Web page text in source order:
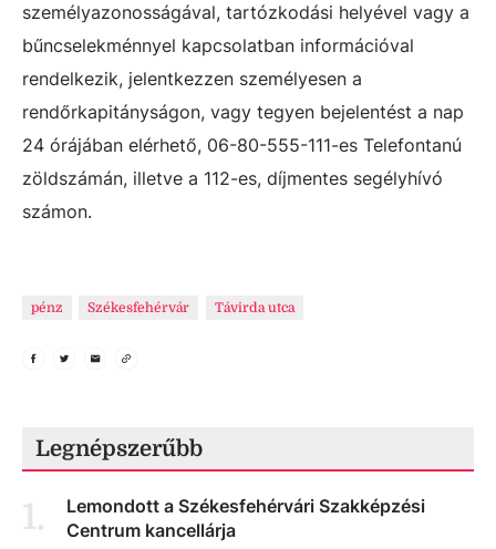
személyazonosságával, tartózkodási helyével vagy a
bűncselekménnyel kapcsolatban információval
rendelkezik, jelentkezzen személyesen a
rendőrkapitányságon, vagy tegyen bejelentést a nap
24 órájában elérhető, 06-80-555-111-es Telefontanú
zöldszámán, illetve a 112-es, díjmentes segélyhívó
számon.
pénz Székesfehérvár Távirda utca
Legnépszerűbb
1.
Lemondott a Székesfehérvári Szakképzési
Centrum kancellárja